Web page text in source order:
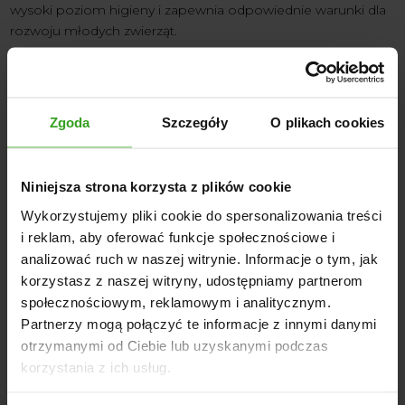
Zgoda Szczegóły O plikach cookies
Niniejsza strona korzysta z plików cookie
Wykorzystujemy pliki cookie do spersonalizowania treści
i reklam, aby oferować funkcje społecznościowe i
analizować ruch w naszej witrynie. Informacje o tym, jak
korzystasz z naszej witryny, udostępniamy partnerom
społecznościowym, reklamowym i analitycznym.
Partnerzy mogą połączyć te informacje z innymi danymi
otrzymanymi od Ciebie lub uzyskanymi podczas
korzystania z ich usług.
wysoki poziom higieny i zapewnia odpowiednie warunki dla
rozwoju młodych zwierząt.
Najczęstsze błędy przy budowie
Podczas realizacji inwestycji warto unikać błędów, które
mogą wpłynąć na funkcjonalność wybiegu. Najczęściej
niewłaściwie dobrane ogrodzenia dla bydła,
brak odpowiedniego odwodnienia terenu,
niedostateczne zabezpieczenie przed warunkami
atmosferycznymi.
Eliminacja tych błędów pozwala stworzyć przestrzeń, która
wspiera dobrostan zwierząt i ułatwia codzienną pracę w
gospodarstwie.